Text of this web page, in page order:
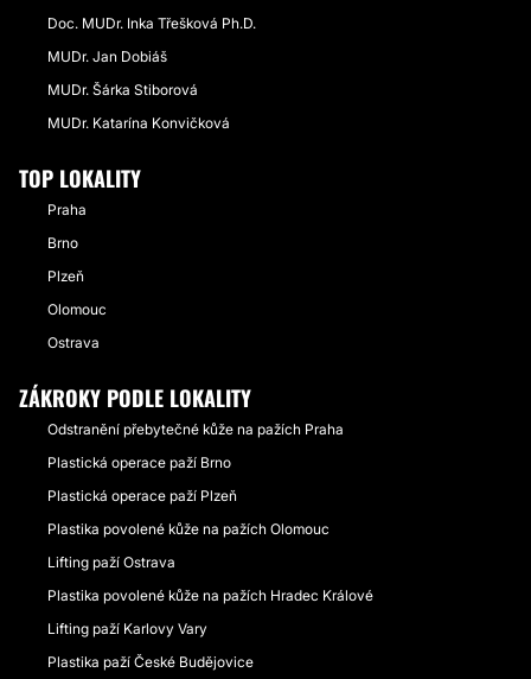
Doc. MUDr. Inka Třešková Ph.D.
MUDr. Jan Dobiáš
MUDr. Šárka Stiborová
MUDr. Katarína Konvičková
TOP LOKALITY
Praha
Brno
Plzeň
Olomouc
Ostrava
ZÁKROKY PODLE LOKALITY
Odstranění přebytečné kůže na pažích Praha
Plastická operace paží Brno
Plastická operace paží Plzeň
Plastika povolené kůže na pažích Olomouc
Lifting paží Ostrava
Plastika povolené kůže na pažích Hradec Králové
Lifting paží Karlovy Vary
Plastika paží České Budějovice